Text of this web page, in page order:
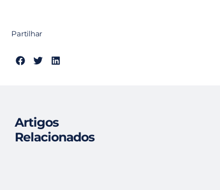
Partilhar
Artigos
Relacionados